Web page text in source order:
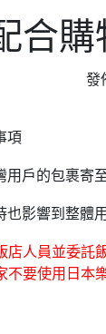
合
發
項
戶的包裹寄
影響到整
人員並委託
要使用日本